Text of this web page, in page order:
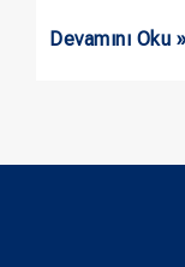
Devamını Oku »